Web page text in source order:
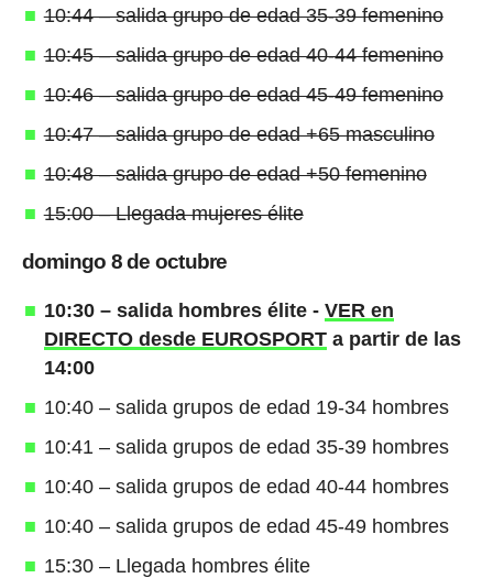
10:44 – salida grupo de edad 35-39 femenino
10:45 – salida grupo de edad 40-44 femenino
10:46 – salida grupo de edad 45-49 femenino
10:47 – salida grupo de edad +65 masculino
10:48 – salida grupo de edad +50 femenino
15:00 – Llegada mujeres élite
domingo 8 de octubre
10:30 – salida hombres élite - VER en
DIRECTO desde EUROSPORTa partir de las
14:00
10:40 – salida grupos de edad 19-34 hombres
10:41 – salida grupos de edad 35-39 hombres
10:40 – salida grupos de edad 40-44 hombres
10:40 – salida grupos de edad 45-49 hombres
15:30 – Llegada hombres élite